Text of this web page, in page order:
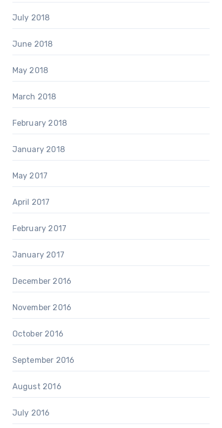
July 2018
June 2018
May 2018
March 2018
February 2018
January 2018
May 2017
April 2017
February 2017
January 2017
December 2016
November 2016
October 2016
September 2016
August 2016
July 2016